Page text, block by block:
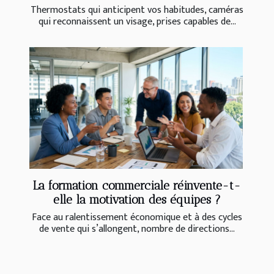
Thermostats qui anticipent vos habitudes, caméras
qui reconnaissent un visage, prises capables de...
La formation commerciale réinvente-t-
elle la motivation des équipes ?
Face au ralentissement économique et à des cycles
de vente qui s’allongent, nombre de directions...